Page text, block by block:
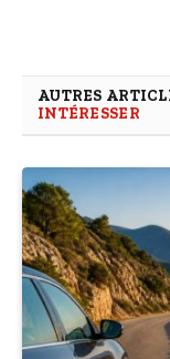
AUTRES
INTÉRESSER